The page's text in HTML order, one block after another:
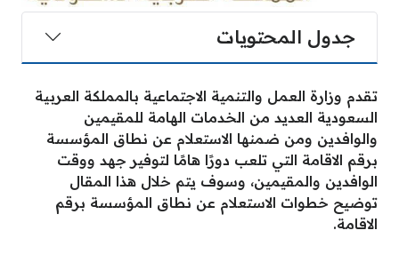
جدول المحتويات
تقدم وزارة العمل والتنمية الاجتماعية بالمملكة العربية
السعودية العديد من الخدمات الهامة للمقيمين
والوافدين ومن ضمنها الاستعلام عن نطاق المؤسسة
برقم الاقامة التي تلعب دورًا هامًا لتوفير جهد ووقت
الوافدين والمقيمين، وسوف يتم خلال هذا المقال
توضيح خطوات الاستعلام عن نطاق المؤسسة برقم
الاقامة.